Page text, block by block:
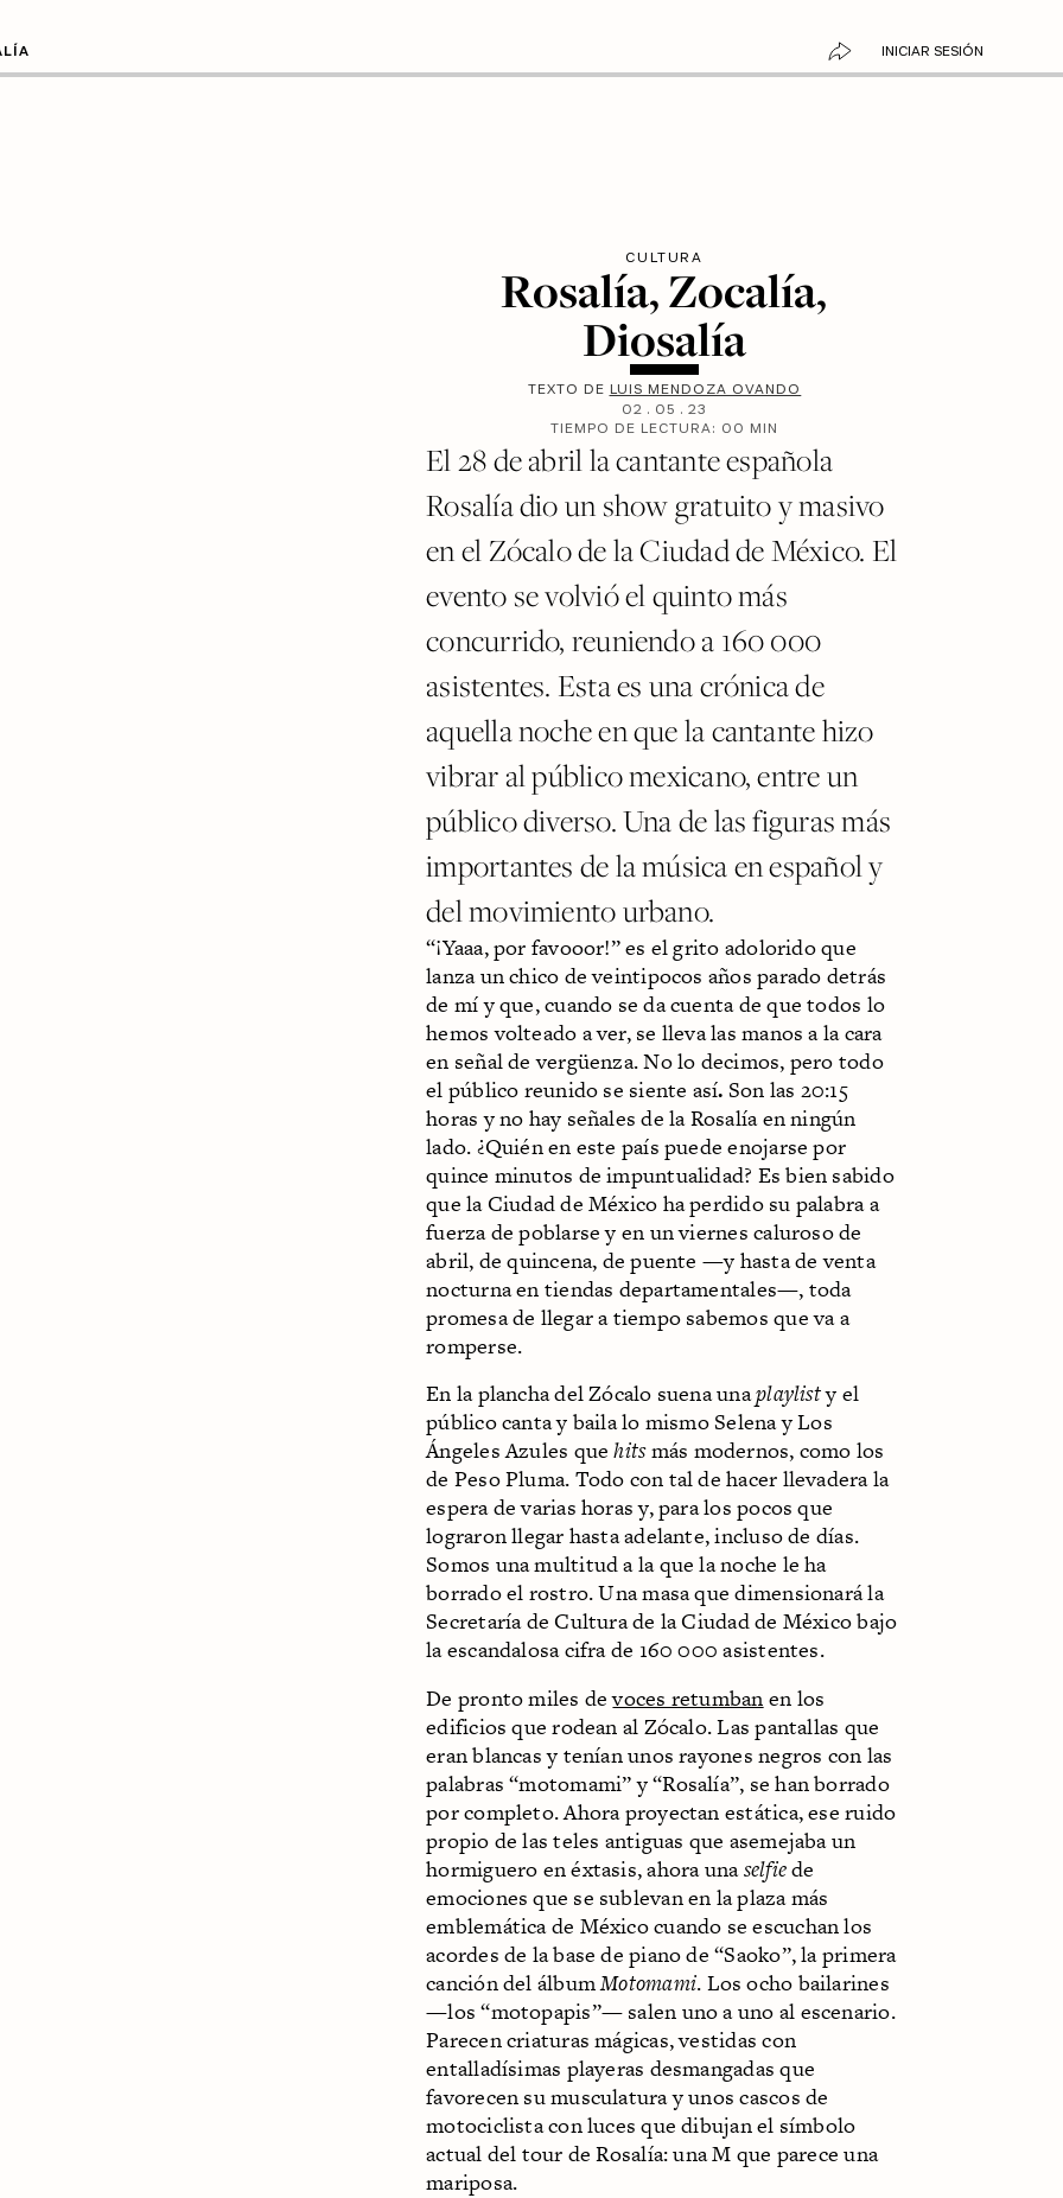
INICIAR SESIÓN
CULTURA
Rosalía, Zocalía,
Diosalía
TEXTO DE LUIS MENDOZA OVANDO
02 . 05 . 23
TIEMPO DE LECTURA: 00 MIN
El 28 de abril la cantante española
Rosalía dio un show gratuito y masivo
en el Zócalo de la Ciudad de México. El
evento se volvió el quinto más
concurrido, reuniendo a 160 000
asistentes. Esta es una crónica de
aquella noche en que la cantante hizo
vibrar al público mexicano, entre un
público diverso. Una de las figuras más
importantes de la música en español y
del movimiento urbano.
“¡Yaaa, por favooor!” es el grito adolorido que
lanza un chico de veintipocos años parado detrás
de mí y que, cuando se da cuenta de que todos lo
hemos volteado a ver, se lleva las manos a la cara
en señal de vergüenza. No lo decimos, pero todo
el público reunido se siente así. Son las 20:15
horas y no hay señales de la Rosalía en ningún
lado. ¿Quién en este país puede enojarse por
quince minutos de impuntualidad? Es bien sabido
que la Ciudad de México ha perdido su palabra a
fuerza de poblarse y en un viernes caluroso de
abril, de quincena, de puente —y hasta de venta
nocturna en tiendas departamentales—, toda
promesa de llegar a tiempo sabemos que va a
romperse.
En la plancha del Zócalo suena unaplaylisty el
público canta y baila lo mismo Selena y Los
Ángeles Azules quehitsmás modernos, como los
de Peso Pluma. Todo con tal de hacer llevadera la
espera de varias horas y, para los pocos que
lograron llegar hasta adelante, incluso de días.
Somos una multitud a la que la noche le ha
borrado el rostro. Una masa que dimensionará la
Secretaría de Cultura de la Ciudad de México bajo
la escandalosa cifra de 160 000 asistentes.
De pronto miles devoces retumban en los
edificios que rodean al Zócalo. Las pantallas que
eran blancas y tenían unos rayones negros con las
palabras “motomami” y “Rosalía”, se han borrado
por completo. Ahora proyectan estática, ese ruido
propio de las teles antiguas que asemejaba un
hormiguero en éxtasis, ahora unaselfiede
emociones que se sublevan en la plaza más
emblemática de México cuando se escuchan los
acordes de la base de piano de “Saoko”, la primera
canción del álbumMotomami. Los ocho bailarines
—los “motopapis”— salen uno a uno al escenario.
Parecen criaturas mágicas, vestidas con
entalladísimas playeras desmangadas que
favorecen su musculatura y unos cascos de
motociclista con luces que dibujan el símbolo
actual del tour de Rosalía: una M que parece una
mariposa.